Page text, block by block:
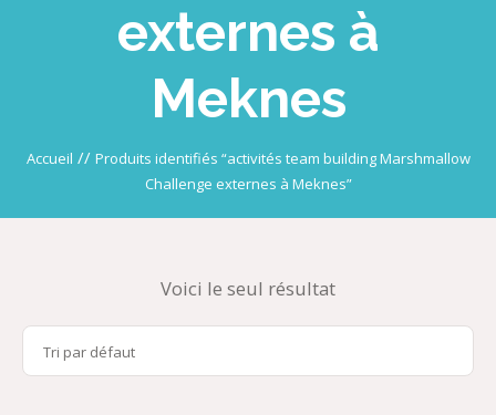
externes à
Meknes
Accueil // Produits identifiés “activités team building Marshmallow
Challenge externes à Meknes”
Voici le seul résultat